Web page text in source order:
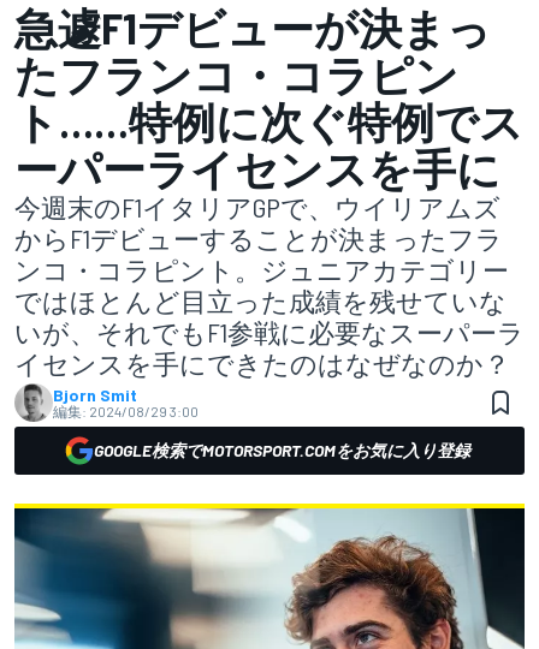
急遽F1デビューが決まっ
たフランコ・コラピン
ト……特例に次ぐ特例でス
ーパーライセンスを手に
今週末のF1イタリアGPで、ウイリアムズ
からF1デビューすることが決まったフラ
ンコ・コラピント。ジュニアカテゴリー
ではほとんど目立った成績を残せていな
いが、それでもF1参戦に必要なスーパーラ
イセンスを手にできたのはなぜなのか？
Bjorn Smit
編集: 2024/08/29 3:00
GOOGLE検索でMOTORSPORT.COMをお気に入り登録